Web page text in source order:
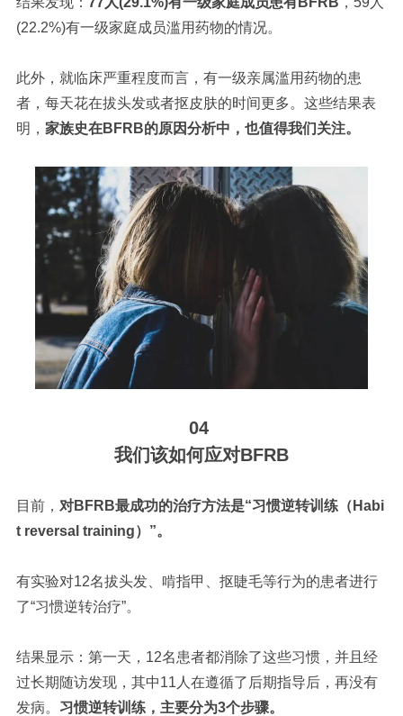
(22.2%)有一级家庭成员滥用药物的情况。
此外，就临床严重程度而言，有一级亲属滥用药物的患
者，每天花在拔头发或者抠皮肤的时间更多。这些结果表
明， 家族史在BFRB的原因分析中，也值得我们关注。
04
我们该如何应对BFRB
目前， 对BFRB最成功的治疗方法是“习惯逆转训练（Habi
t reversal training） ”。
有实验对12名拔头发、啃指甲、抠睫毛等行为的患者进行
了“习惯逆转治疗”。
结果显示：第一天，12名患者都消除了这些习惯，并且经
过长期随访发现，其中11人在遵循了后期指导后，再没有
发病。 习惯逆转训练，主要分为3个步骤。